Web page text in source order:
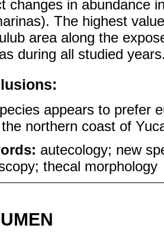
changes in abundance
The highest
area along the
during all studied
appears to prefer
northern coast of
autecology; new
thecal morphology